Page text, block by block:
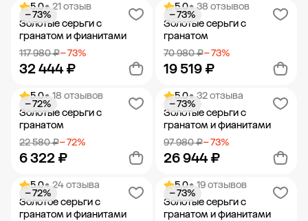
Добавить в корзину Добавить в корзину
5.0• 21 отзыв
Золотые серьги с
гранатом и фианитами
117 980 ₽− 73%
32 444 ₽
− 73%
Добавить в корзину
5.0• 38 отзывов
Золотые серьги с
гранатом
70 980 ₽− 73%
19 519 ₽
− 73%
Добавить в корзину
5.0• 18 отзывов
Золотые серьги с
гранатом
22 580 ₽− 72%
6 322 ₽
− 72%
Добавить в корзину
5.0• 32 отзыва
Золотые серьги с
гранатом и фианитами
97 980 ₽− 73%
26 944 ₽
− 73%
Добавить в корзину
5.0• 24 отзыва
Золотое серьги с
гранатом и фианитами
− 72%
5.0• 19 отзывов
Золотые серьги с
гранатом и фианитами
− 73%